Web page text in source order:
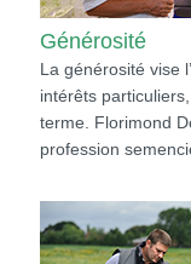
Générosité
La générosité vise
intérêts
terme. Florimond
profession